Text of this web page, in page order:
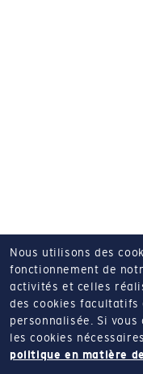
Nous utilisons des
fonctionnement de
activités et celles
des cookies
personnalisée.
Si vous
les cookies
politique en matière